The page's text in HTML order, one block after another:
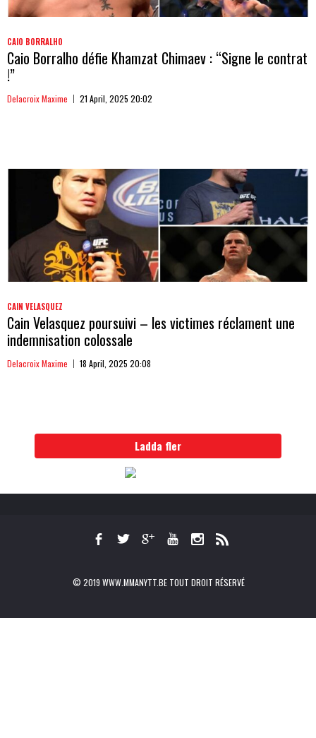
CAIO BORRALHO
Caio Borralho défie Khamzat Chimaev : “Signe le contrat
!”
Delacroix Maxime 21 April, 2025 20:02
CAIN VELASQUEZ
Cain Velasquez poursuivi – les victimes réclament une
indemnisation colossale
Delacroix Maxime 18 April, 2025 20:08
Ladda fler
© 2019 WWW.MMANYTT.BE TOUT DROIT RÉSERVÉ